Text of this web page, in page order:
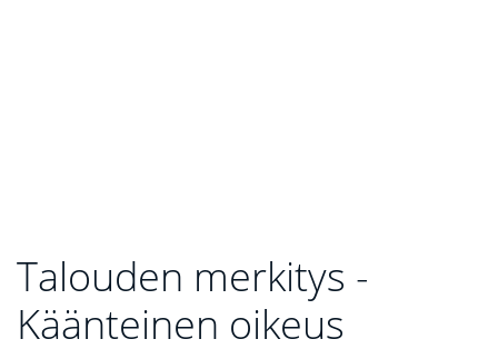
Talouden merkitys -
Käänteinen oikeus